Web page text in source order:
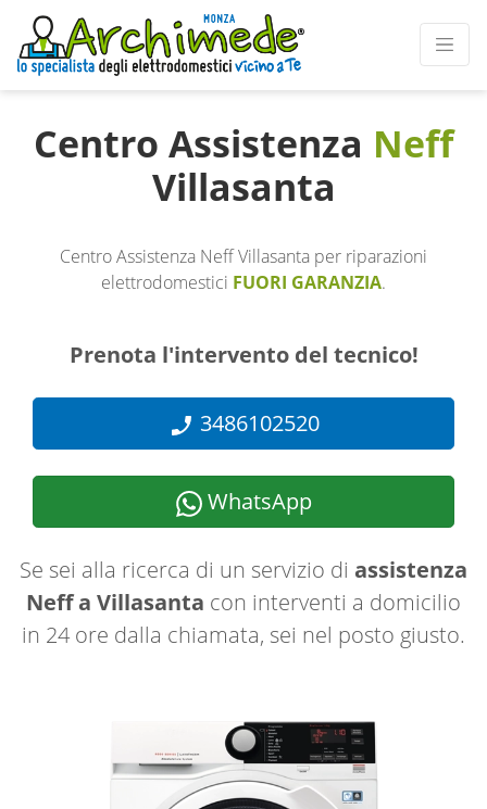
Centro Assistenza Neff
Villasanta
Centro Assistenza Neff Villasanta per riparazioni
elettrodomestici FUORI GARANZIA.
Prenota l'intervento del tecnico!
3486102520
WhatsApp
Se sei alla ricerca di un servizio di assistenza
Neff a Villasanta con interventi a domicilio
in 24 ore dalla chiamata, sei nel posto giusto.